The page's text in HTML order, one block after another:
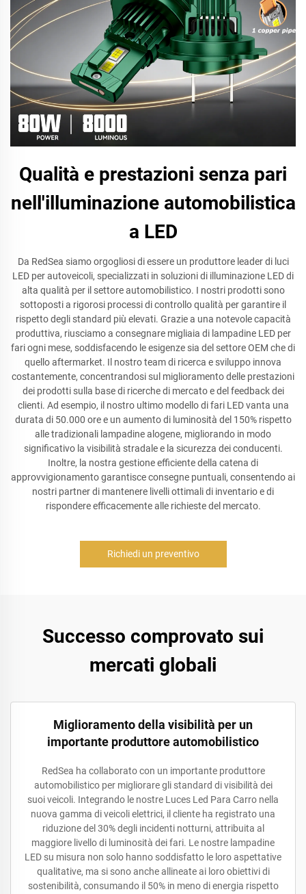
Qualità e prestazioni senza pari
nell'illuminazione automobilistica
a LED
Da RedSea siamo orgogliosi di essere un produttore leader di luci
LED per autoveicoli, specializzati in soluzioni di illuminazione LED di
alta qualità per il settore automobilistico. I nostri prodotti sono
sottoposti a rigorosi processi di controllo qualità per garantire il
rispetto degli standard più elevati. Grazie a una notevole capacità
produttiva, riusciamo a consegnare migliaia di lampadine LED per
fari ogni mese, soddisfacendo le esigenze sia del settore OEM che di
quello aftermarket. Il nostro team di ricerca e sviluppo innova
costantemente, concentrandosi sul miglioramento delle prestazioni
dei prodotti sulla base di ricerche di mercato e del feedback dei
clienti. Ad esempio, il nostro ultimo modello di fari LED vanta una
durata di 50.000 ore e un aumento di luminosità del 150% rispetto
alle tradizionali lampadine alogene, migliorando in modo
significativo la visibilità stradale e la sicurezza dei conducenti.
Inoltre, la nostra gestione efficiente della catena di
approvvigionamento garantisce consegne puntuali, consentendo ai
nostri partner di mantenere livelli ottimali di inventario e di
rispondere efficacemente alle richieste del mercato.
Richiedi un preventivo
Successo comprovato sui
mercati globali
Miglioramento della visibilità per un
importante produttore automobilistico
RedSea ha collaborato con un importante produttore
automobilistico per migliorare gli standard di visibilità dei
suoi veicoli. Integrando le nostre Luces Led Para Carro nella
nuova gamma di veicoli elettrici, il cliente ha registrato una
riduzione del 30% degli incidenti notturni, attribuita al
maggiore livello di luminosità dei fari. Le nostre lampadine
LED su misura non solo hanno soddisfatto le loro aspettative
qualitative, ma si sono anche allineate ai loro obiettivi di
sostenibilità, consumando il 50% in meno di energia rispetto